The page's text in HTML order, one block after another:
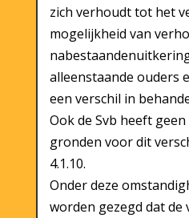
zich verhoudt tot het
mogelijkheid van
alleenstaande ouders
een verschil in
Ook de Svb heeft
gronden voor dit
4.1.10.
Onder deze
worden gezegd dat de